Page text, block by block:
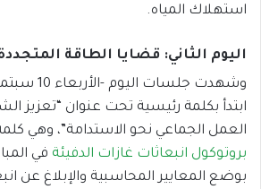
استهلاك المياه.
اليوم الثاني: قضايا الطاقة
وشهدت
ابتدأ بكلمة رئيسية تحت عنوان “تعزيز
العمل الجماعي نحو الاستدامة”، وهي
بروتوكول انبعاثات غازات الدفيئة في
بوضع المعايير المحاسبية والإبلاغ عن